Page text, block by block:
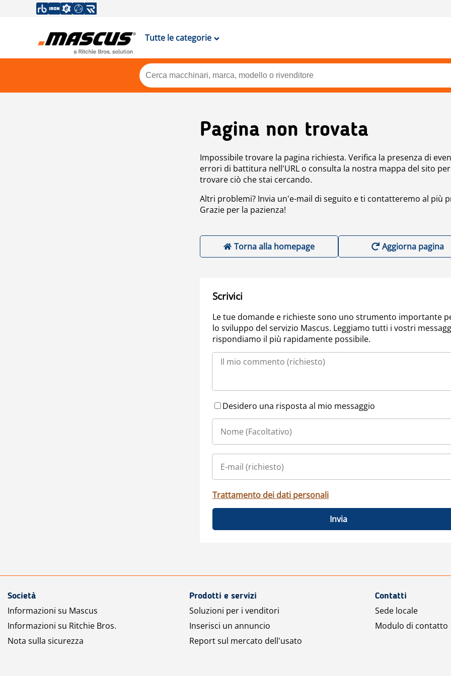
Tutte le categorie
Pagina non trovata
Impossibile trovare la pagina richiesta. Verifica la presenza di
errori di battitura nell'URL o consulta la nostra mappa del sito per
trovare ciò che stai cercando.
Altri problemi? Invia un'e-mail di seguito e ti contatteremo al più
Grazie per la pazienza!
Torna alla homepage Aggiorna pagina
Scrivici
Le tue domande e richieste sono uno strumento importante
lo sviluppo del servizio Mascus. Leggiamo tutti i vostri
rispondiamo il più rapidamente possibile.
Desidero una risposta al mio messaggio
Trattamento dei dati personali
Invia
Società
Informazioni su Mascus
Informazioni su Ritchie Bros.
Nota sulla sicurezza
Prodotti e servizi
Soluzioni per i venditori
Inserisci un annuncio
Report sul mercato dell'usato
Contatti
Sede locale
Modulo di contatto